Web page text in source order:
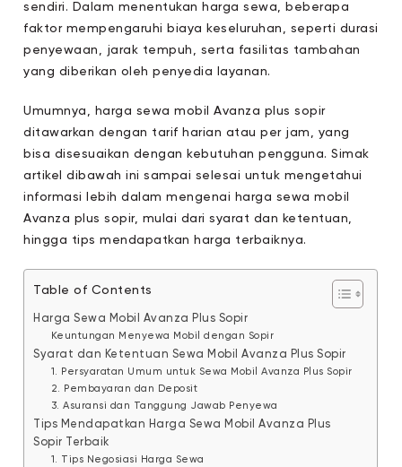
sendiri. Dalam menentukan harga sewa, beberapa
faktor mempengaruhi biaya keseluruhan, seperti durasi
penyewaan, jarak tempuh, serta fasilitas tambahan
yang diberikan oleh penyedia layanan.
Umumnya, harga sewa mobil Avanza plus sopir
ditawarkan dengan tarif harian atau per jam, yang
bisa disesuaikan dengan kebutuhan pengguna. Simak
artikel dibawah ini sampai selesai untuk mengetahui
informasi lebih dalam mengenai harga sewa mobil
Avanza plus sopir, mulai dari syarat dan ketentuan,
hingga tips mendapatkan harga terbaiknya.
Table of Contents
Harga Sewa Mobil Avanza Plus Sopir
Keuntungan Menyewa Mobil dengan Sopir
Syarat dan Ketentuan Sewa Mobil Avanza Plus Sopir
1. Persyaratan Umum untuk Sewa Mobil Avanza Plus Sopir
2. Pembayaran dan Deposit
3. Asuransi dan Tanggung Jawab Penyewa
Tips Mendapatkan Harga Sewa Mobil Avanza Plus
Sopir Terbaik
1. Tips Negosiasi Harga Sewa